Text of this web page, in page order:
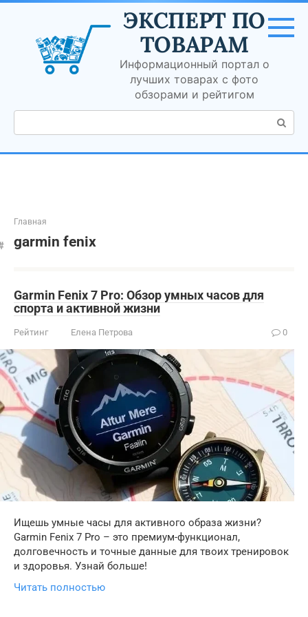
Перейти
контенту
ЭКСПЕРТ ПО
ТОВАРАМ
Информационный портал о
лучших товарах с фото
обзорами и рейтигом
Поиск:
Главная
garmin fenix
Garmin Fenix 7 Pro: Обзор умных часов для
спорта и активной жизни
Рейтинг Елена Петрова 0
Ищешь умные часы для активного образа жизни?
Garmin Fenix 7 Pro – это премиум-функционал,
долговечность и точные данные для твоих тренировок
и здоровья. Узнай больше!
Читать полностью